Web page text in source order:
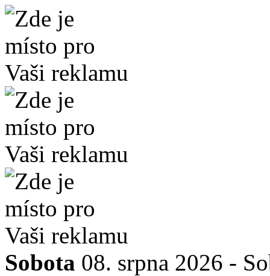
Sobota 08. srpna 2026 -